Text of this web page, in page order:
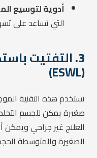
أدوية لتوسيع
التي تساعد على
3. التفتيت
(ESWL)
تستخدم هذه التقنية
صغيرة يمكن للجسم
العلاج غير جراحي
الصغيرة والمتوسطة